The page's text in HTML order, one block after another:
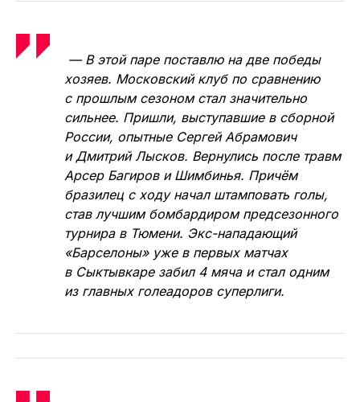
Артём Роговский
КПРФ — «Торпедо» — 3:2, 4:3
— В этой паре поставлю на две победы
хозяев. Московский клуб по сравнению
с прошлым сезоном стал значительно
и Дмитрий Лысков. Вернулись после травм